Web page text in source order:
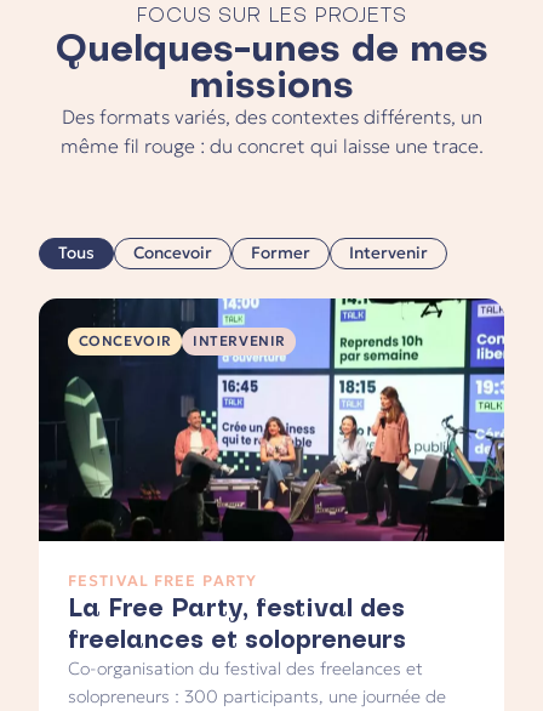
FOCUS SUR LES PROJETS
Quelques-unes de mes
missions
Des formats variés, des contextes différents, un
même fil rouge : du concret qui laisse une trace.
Tous Concevoir Former Intervenir
CONCEVOIR INTERVENIR
FESTIVAL FREE PARTY
La Free Party, festival des
freelances et solopreneurs
Co-organisation du festival des freelances et
solopreneurs : 300 participants, une journée de